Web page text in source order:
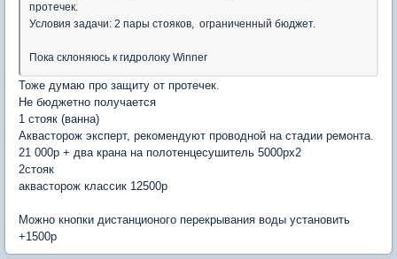
протечек.
Условия задачи: 2 пары стояков, ограниченный бюджет.
Пока склоняюсь к гидролоку Winner
Тоже думаю про защиту от протечек.
Не бюджетно получается
1 стояк (ванна)
Аквасторож эксперт, рекомендуют проводной на стадии ремонта.
21 000р + два крана на полотенцесушитель 5000рх2
2стояк
аквасторож классик 12500р
Можно кнопки дистанционого перекрывания воды установить
+1500р